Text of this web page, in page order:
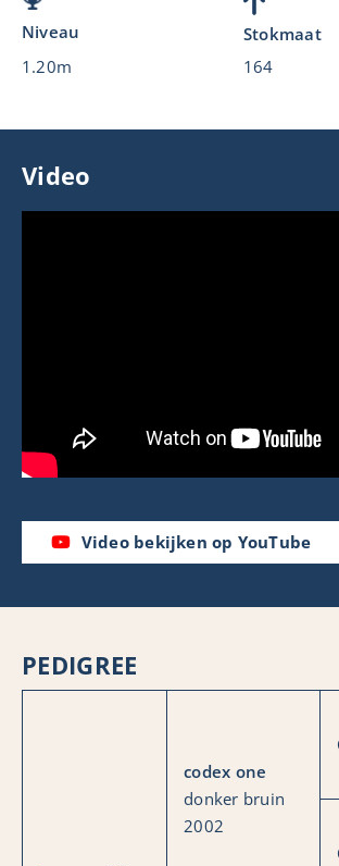
Niveau
1.20m
Stokmaat
164
Video
Video bekijken op YouTube
PEDIGREE
codex one
donker bruin
2002